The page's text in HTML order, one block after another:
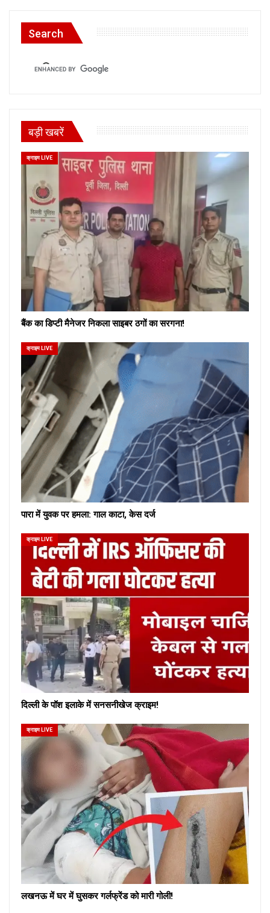
Search
बड़ी खबरें
क्राइम LIVE
बैंक का डिप्टी मैनेजर निकला साइबर ठगों का सरगना!
क्राइम LIVE
पारा में युवक पर हमला: गाल काटा, केस दर्ज
क्राइम LIVE
दिल्ली के पॉश इलाके में सनसनीखेज क्राइम!
क्राइम LIVE
लखनऊ में घर में घुसकर गर्लफ्रेंड को मारी गोली!